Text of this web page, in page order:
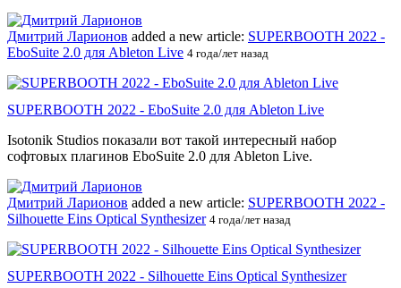
Дмитрий Ларионов added a new article: SUPERBOOTH 2022 -
EboSuite 2.0 для Ableton Live 4 года/лет назад
SUPERBOOTH 2022 - EboSuite 2.0 для Ableton Live
Isotonik Studios показали вот такой интересный набор
софтовых плагинов EboSuite 2.0 для Ableton Live.
Дмитрий Ларионов added a new article: SUPERBOOTH 2022 -
Silhouette Eins Optical Synthesizer 4 года/лет назад
SUPERBOOTH 2022 - Silhouette Eins Optical Synthesizer